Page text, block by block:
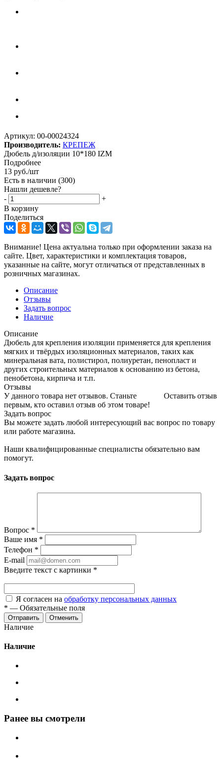
Артикул: 00-00024324
Производитель: КРЕПЕЖ
Дюбель д/изоляции 10*180 IZМ
Подробнее
13 руб./шт
Есть в наличии (300)
Нашли дешевле?
-
+
В корзину
Поделиться
Внимание! Цена актуальна только при оформлении заказа на
сайте. Цвет, характеристики и комплектация товаров,
указанные на сайте, могут отличаться от представленных в
розничных магазинах.
Описание
Отзывы
Задать вопрос
Наличие
Описание
Дюбель для крепления изоляции применяется для крепления
мягких и твёрдых изоляционных материалов, таких как
минеральная вата, полистирол, полиуретан, пенопласт и
других строительных материалов к основанию из бетона,
пенобетона, кирпича и т.п.
Отзывы
Оставить отзыв
У данного товара нет отзывов. Станьте
первым, кто оставил отзыв об этом товаре!
Задать вопрос
Вы можете задать любой интересующий вас вопрос по товару
или работе магазина.
Наши квалифицированные специалисты обязательно вам
помогут.
Задать вопрос
Вопрос *
Ваше имя *
Телефон *
E-mail
Введите текст с картинки *
Я согласен на обработку персональных данных
* — Обязательные поля
Отменить
Наличие
Наличие
Ранее вы смотрели